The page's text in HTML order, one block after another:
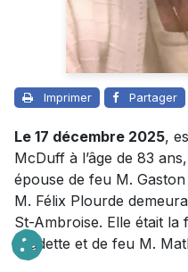
Imprimer Partager
Le 17 décembre 2025,
McDuff à l’âge de 83 ans,
épouse de feu M.
M. Félix Plourde
St-Ambroise. Elle était
Fradette et de feu M.